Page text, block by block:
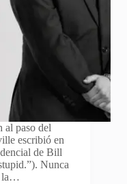
al paso del
escribió en
de Bill
Nunca
la…